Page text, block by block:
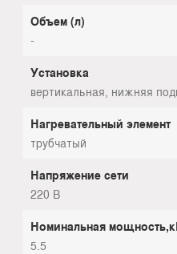
Объем (л)
-
Установка
вертикальная, нижняя
Нагревательный элемент
трубчатый
Напряжение сети
220 В
Номинальная
5.5